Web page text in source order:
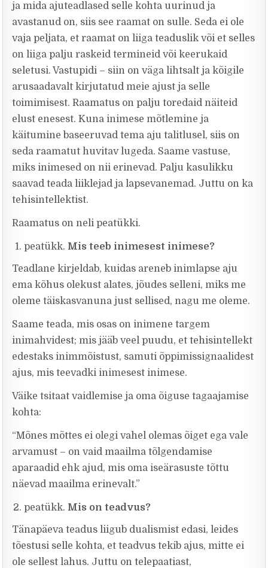
ja mida ajuteadlased selle kohta uurinud ja
avastanud on, siis see raamat on sulle. Seda ei ole
vaja peljata, et raamat on liiga teaduslik või et selles
on liiga palju raskeid termineid või keerukaid
seletusi. Vastupidi – siin on väga lihtsalt ja kõigile
arusaadavalt kirjutatud meie ajust ja selle
toimimisest. Raamatus on palju toredaid näiteid
elust enesest. Kuna inimese mõtlemine ja
käitumine baseeruvad tema aju talitlusel, siis on
seda raamatut huvitav lugeda. Saame vastuse,
miks inimesed on nii erinevad. Palju kasulikku
saavad teada liiklejad ja lapsevanemad. Juttu on ka
tehisintellektist.
Raamatus on neli peatükki.
peatükk. Mis teeb inimesest inimese?
Teadlane kirjeldab, kuidas areneb inimlapse aju
ema kõhus olekust alates, jõudes selleni, miks me
oleme täiskasvanuna just sellised, nagu me oleme.
Saame teada, mis osas on inimene targem
inimahvidest; mis jääb veel puudu, et tehisintellekt
edestaks inimmõistust, samuti õppimissignaalidest
ajus, mis teevadki inimesest inimese.
Väike tsitaat vaidlemise ja oma õiguse tagaajamise
kohta:
“Mõnes mõttes ei olegi vahel olemas õiget ega vale
arvamust – on vaid maailma tõlgendamise
aparaadid ehk ajud, mis oma iseärasuste tõttu
näevad maailma erinevalt.”
peatükk. Mis on teadvus?
Tänapäeva teadus liigub dualismist edasi, leides
tõestusi selle kohta, et teadvus tekib ajus, mitte ei
ole sellest lahus. Juttu on telepaatiast,